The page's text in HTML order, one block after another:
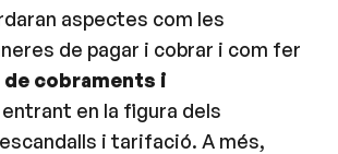
aspectes com les
de pagar i cobrar i com fer
cobraments i
entrant en la figura dels
i tarifació. A més,